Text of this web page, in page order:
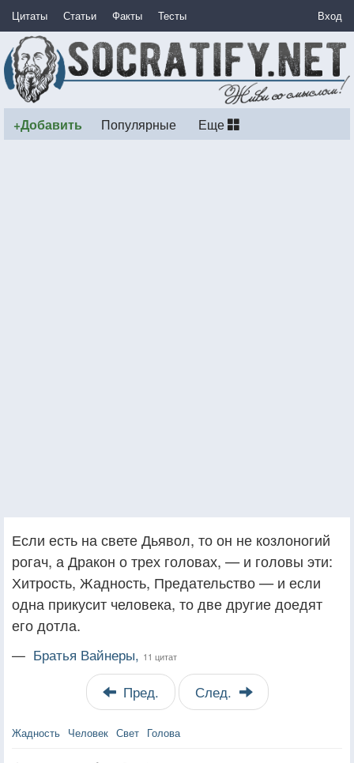
Цитаты Статьи Факты Тесты Вход
+Добавить Популярные Еще
Если есть на свете Дьявол, то он не козлоногий
рогач, а Дракон о трех головах, — и головы эти:
Хитрость, Жадность, Предательство — и если
одна прикусит человека, то две другие доедят
его дотла.
— Братья Вайнеры, 11 цитат
Пред. След.
Жадность Человек Свет Голова